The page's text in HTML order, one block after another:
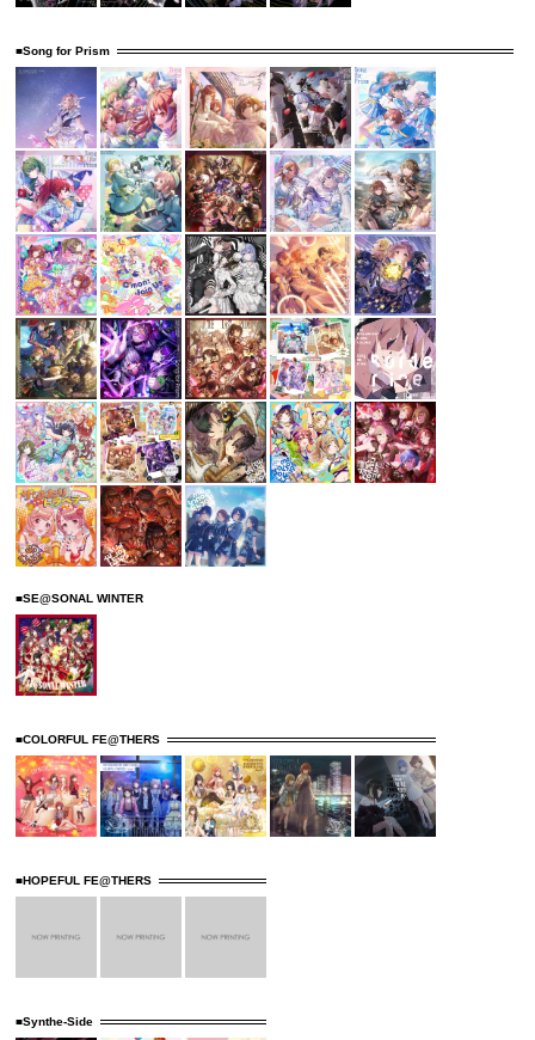
■Song for Prism
■SE@SONAL WINTER
■COLORFUL FE@THERS
■HOPEFUL FE@THERS
■Synthe-Side